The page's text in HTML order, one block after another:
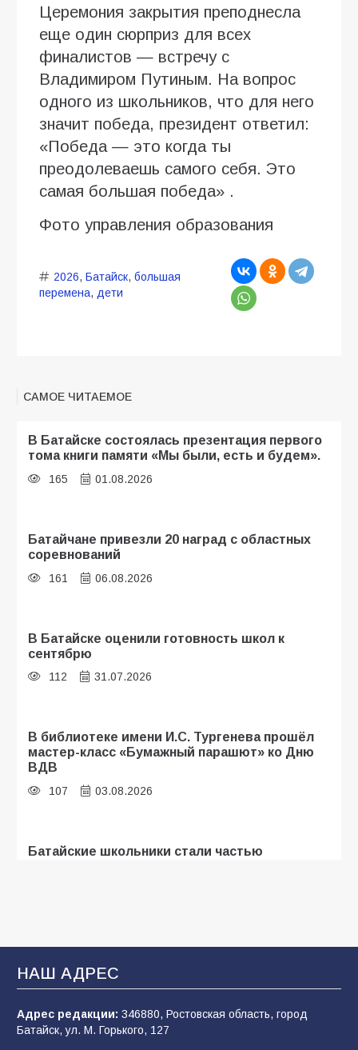
Церемония закрытия преподнесла
еще один сюрприз для всех
финалистов — встречу с
Владимиром Путиным. На вопрос
одного из школьников, что для него
значит победа, президент ответил:
«Победа — это когда ты
преодолеваешь самого себя. Это
самая большая победа» .
Фото управления образования
2026, Батайск, большая
перемена, дети
САМОЕ ЧИТАЕМОЕ
В Батайске состоялась презентация первого
тома книги памяти «Мы были, есть и будем».
165 01.08.2026
Батайчане привезли 20 наград с областных
соревнований
161 06.08.2026
В Батайске оценили готовность школ к
сентябрю
112 31.07.2026
В библиотеке имени И.С. Тургенева прошёл
мастер-класс «Бумажный парашют» ко Дню
ВДВ
107 03.08.2026
Батайские школьники стали частью
«Мобилизация или набор?» Что на самом
деле происходит в армии России в августе
2026 года
НАШ АДРЕС
Адрес редакции: 346880, Ростовская область, город
Батайск, ул. М. Горького, 127